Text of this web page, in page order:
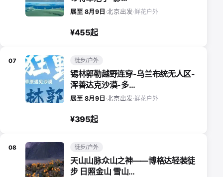
展至 8月9日 ·北京出发·鲜花户外
¥455起
07 徒步/户外
锡林郭勒越野连穿-乌兰布统无人区-
浑善达克沙漠-多…
展至 8月9日 ·北京出发·鲜花户外
¥395起
08 徒步/户外
天山山脉众山之神——博格达轻装徒
步 日照金山 雪山…